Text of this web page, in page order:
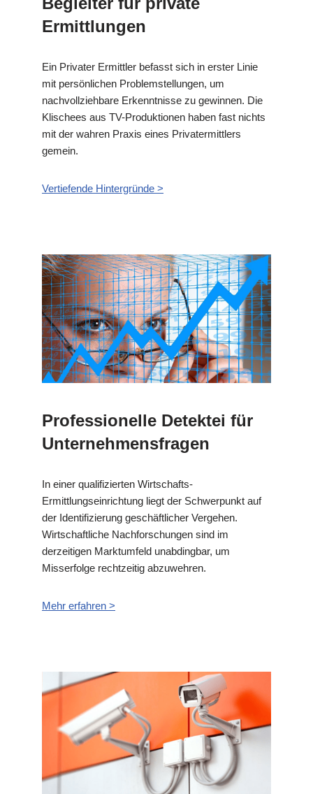
Ermittlungen
Ein Privater Ermittler befasst sich in erster Linie
mit persönlichen Problemstellungen, um
nachvollziehbare Erkenntnisse zu gewinnen. Die
Klischees aus TV-Produktionen haben fast nichts
mit der wahren Praxis eines Privatermittlers
gemein.
Vertiefende Hintergründe >
Professionelle Detektei für
Unternehmensfragen
In einer qualifizierten Wirtschafts-
Ermittlungseinrichtung liegt der Schwerpunkt auf
der Identifizierung geschäftlicher Vergehen.
Wirtschaftliche Nachforschungen sind im
derzeitigen Marktumfeld unabdingbar, um
Misserfolge rechtzeitig abzuwehren.
Mehr erfahren >